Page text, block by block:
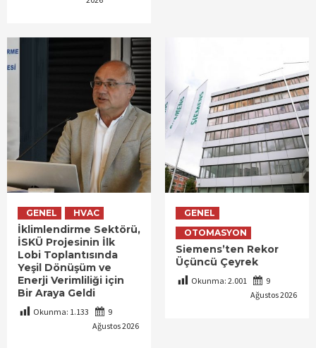
GENEL HVAC
İklimlendirme Sektörü,
İSKÜ Projesinin İlk
Lobi Toplantısında
Yeşil Dönüşüm ve
Enerji Verimliliği için
Bir Araya Geldi
Okunma: 1.133
9
Ağustos 2026
GENEL
OTOMASYON
Siemens’ten Rekor
Üçüncü Çeyrek
Okunma: 2.001
9
Ağustos 2026